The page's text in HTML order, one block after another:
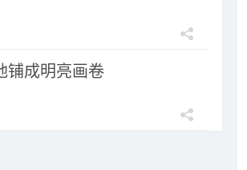
铺成明亮画卷